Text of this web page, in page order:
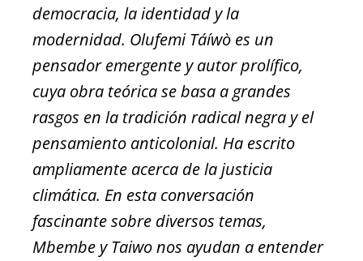
democracia, la identidad y la
modernidad. Olufemi Táíwò es un
pensador emergente y autor prolífico,
cuya obra teórica se basa a grandes
rasgos en la tradición radical negra y el
pensamiento anticolonial. Ha escrito
ampliamente acerca de la justicia
climática. En esta conversación
fascinante sobre diversos temas,
Mbembe y Taiwo nos ayudan a entender